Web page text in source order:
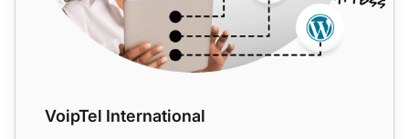
VoipTel International